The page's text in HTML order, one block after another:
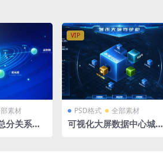
素材
分关系图
VIP
PSD格式 全部素材
可视化大屏数据中心城市